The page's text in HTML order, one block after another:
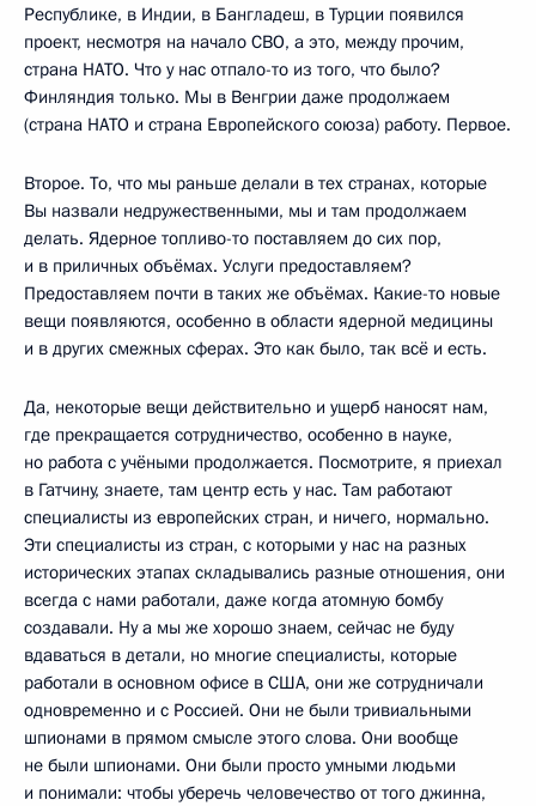
Республике, в Индии, в Бангладеш, в Турции появился
проект, несмотря на начало СВО, а это, между прочим,
страна НАТО. Что у нас отпало-то из того, что было?
Финляндия только. Мы в Венгрии даже продолжаем
(страна НАТО и страна Европейского союза) работу. Первое.
Второе. То, что мы раньше делали в тех странах, которые
Вы назвали недружественными, мы и там продолжаем
делать. Ядерное топливо-то поставляем до сих пор,
и в приличных объёмах. Услуги предоставляем?
Предоставляем почти в таких же объёмах. Какие-то новые
вещи появляются, особенно в области ядерной медицины
и в других смежных сферах. Это как было, так всё и есть.
Да, некоторые вещи действительно и ущерб наносят нам,
где прекращается сотрудничество, особенно в науке,
но работа с учёными продолжается. Посмотрите, я приехал
в Гатчину, знаете, там центр есть у нас. Там работают
специалисты из европейских стран, и ничего, нормально.
Эти специалисты из стран, с которыми у нас на разных
исторических этапах складывались разные отношения, они
всегда с нами работали, даже когда атомную бомбу
создавали. Ну а мы же хорошо знаем, сейчас не буду
вдаваться в детали, но многие специалисты, которые
работали в основном офисе в США, они же сотрудничали
одновременно и с Россией. Они не были тривиальными
шпионами в прямом смысле этого слова. Они вообще
не были шпионами. Они были просто умными людьми
и понимали: чтобы уберечь человечество от того джинна,